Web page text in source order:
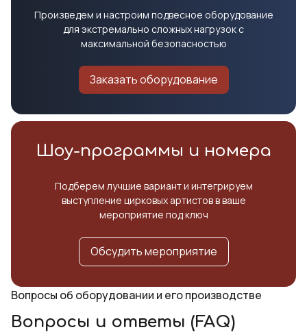
Произведем и настроим подвесное оборудование
для экстремально сложных нагрузок с
максимальной безопасностью
Заказать оборудование
Шоу-программы и номера
Подберем лучшие вариант и интегрируем
выступление цирковых артистов в ваше
мероприятие под ключ
Обсудить мероприятие
Вопросы об оборудовании и его производстве
Вопросы и ответы (FAQ)